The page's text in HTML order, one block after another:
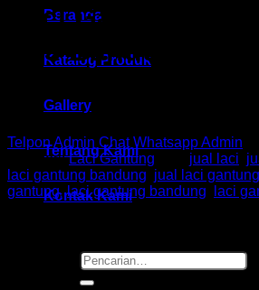
Beranda
Katalog Produk
Gallery
Tentang Kami
Kontak Kami
Pencarian
untuk:
Laci Gantung Ex
H03 Bandung
Telpon Admin Chat Whatsapp Admin
Kategori:Laci Gantung jual laci
laci gantung bandung jual laci
gantung,laci gantung bandung laci